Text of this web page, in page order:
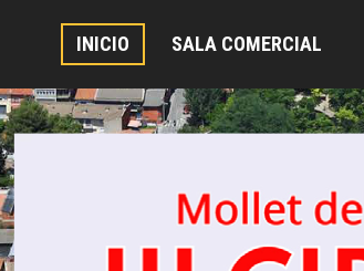
INICIO SALA COMERCIAL